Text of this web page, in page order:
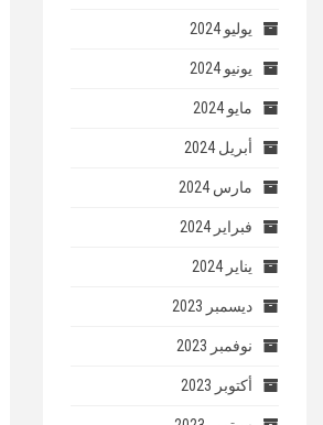
يوليو 2024
يونيو 2024
مايو 2024
أبريل 2024
مارس 2024
فبراير 2024
يناير 2024
ديسمبر 2023
نوفمبر 2023
أكتوبر 2023